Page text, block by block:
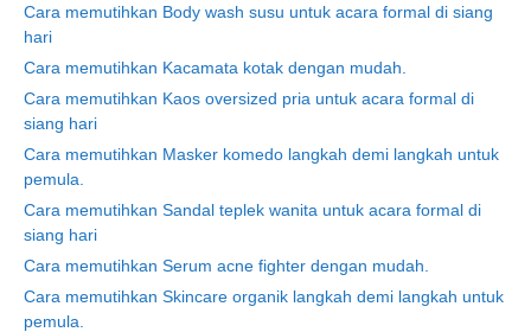
Cara memutihkan Body wash susu untuk acara formal di siang
hari
Cara memutihkan Kacamata kotak dengan mudah.
Cara memutihkan Kaos oversized pria untuk acara formal di
siang hari
Cara memutihkan Masker komedo langkah demi langkah untuk
pemula.
Cara memutihkan Sandal teplek wanita untuk acara formal di
siang hari
Cara memutihkan Serum acne fighter dengan mudah.
Cara memutihkan Skincare organik langkah demi langkah untuk
pemula.